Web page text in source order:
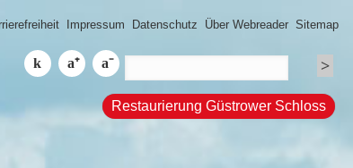
Impressum Datenschutz Über Webreader Sitemap
Restaurierung Güstrower Schloss